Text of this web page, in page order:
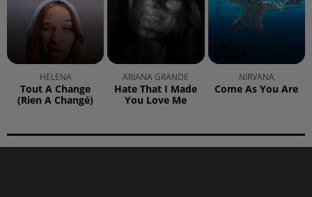
HELENA
Tout A Change
(rien A Changé)
ARIANA GRANDE
Hate That I Made
You Love Me
NIRVANA
Come As You Are